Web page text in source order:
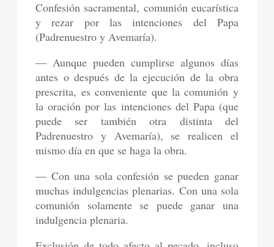
Confesión sacramental, comunión eucarística
y rezar por las intenciones del Papa
(Padrenuestro y Avemaría).
— Aunque pueden cumplirse algunos días
antes o después de la ejecución de la obra
prescrita, es conveniente que la comunión y
la oración por las intenciones del Papa (que
puede ser también otra distinta del
Padrenuestro y Avemaría), se realicen el
mismo día en que se haga la obra.
— Con una sola confesión se pueden ganar
muchas indulgencias plenarias. Con una sola
comunión solamente se puede ganar una
indulgencia plenaria.